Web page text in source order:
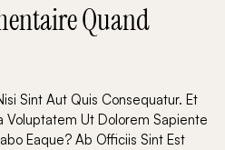
Quand
Sint Aut Quis Consequatur. Et
Voluptatem Ut Dolorem Sapiente
Eaque? Ab Officiis Sint Est